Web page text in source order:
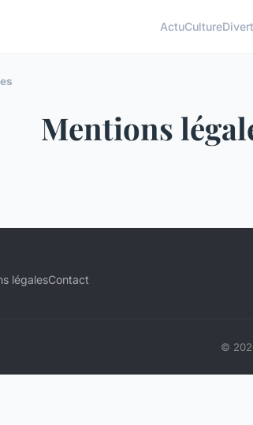
ActuCulture
Mentions
légalesContact
©